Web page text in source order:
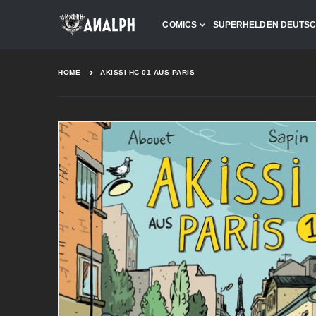
COMICS SUPERHELDEN
HOME AKISSI HC 01 AUS PARIS
Skip
to
the
end
the
images
gallery